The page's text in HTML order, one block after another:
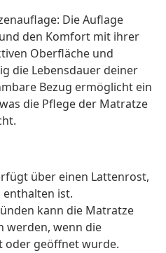
Die Auflage
den Komfort mit ihrer
Oberfläche und
die Lebensdauer deiner
Bezug ermöglicht ein
die Pflege der Matratze
über einen Lattenrost,
ist.
kann die Matratze
werden, wenn die
oder geöffnet wurde.